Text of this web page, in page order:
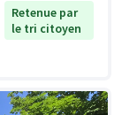
Retenue par
le tri citoyen